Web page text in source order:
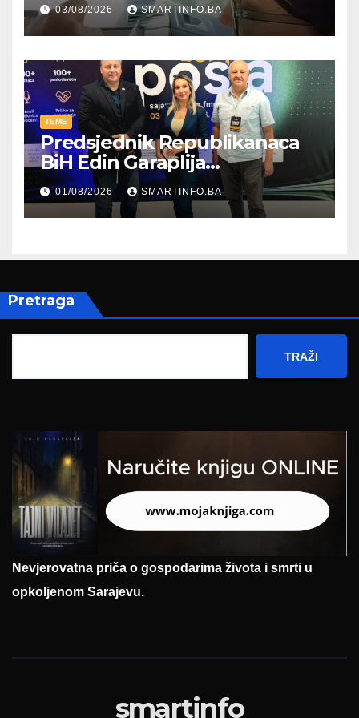
03/08/2026 SMARTINFO.BA
TEME
Predsjednik Republikanaca
BiH Edin Garaplija
prisustvovao prezentaciji
Federalnog sajma
zapošljavanja
01/08/2026 SMARTINFO.BA
Pretraga
TRAŽI
Nevjerovatna priča o gospodarima života i smrti u
opkoljenom Sarajevu.
smartinfo